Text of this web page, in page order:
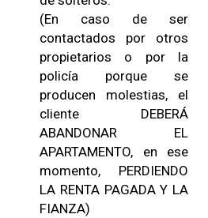
(En caso de ser
contactados por otros
propietarios o por la
policía porque se
producen molestias, el
cliente DEBERÁ
ABANDONAR EL
APARTAMENTO, en ese
momento, PERDIENDO
LA RENTA PAGADA Y LA
FIANZA)